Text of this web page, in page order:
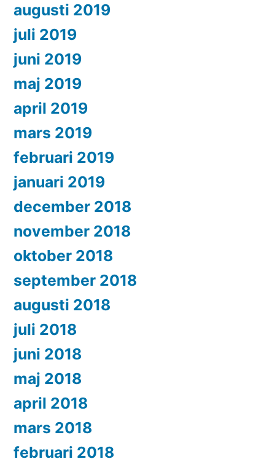
augusti 2019
juli 2019
juni 2019
maj 2019
april 2019
mars 2019
februari 2019
januari 2019
december 2018
november 2018
oktober 2018
september 2018
augusti 2018
juli 2018
juni 2018
maj 2018
april 2018
mars 2018
februari 2018